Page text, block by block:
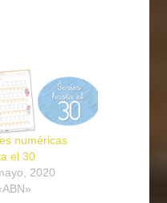
numéricas
el 30
2020